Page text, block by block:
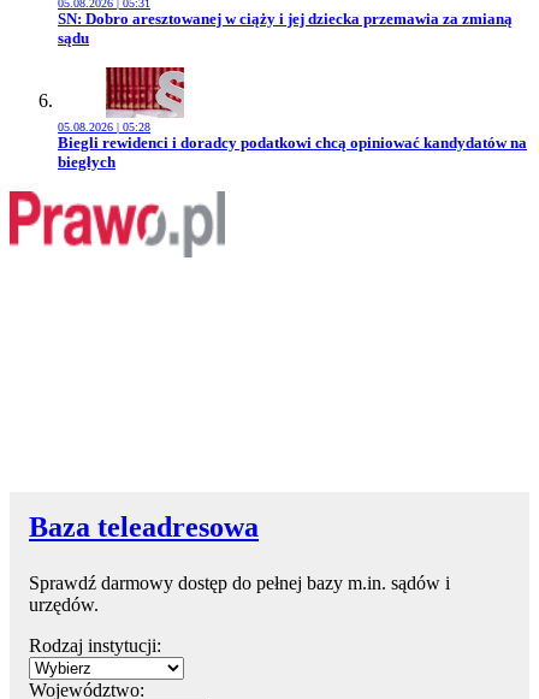
05.08.2026 | 05:31
Przejdź do artykułu:
SN: Dobro aresztowanej w ciąży i jej dziecka przemawia za zmianą
sądu
05.08.2026 | 05:28
Przejdź do artykułu:
Biegli rewidenci i doradcy podatkowi chcą opiniować kandydatów na
biegłych
Baza teleadresowa
Sprawdź darmowy dostęp do pełnej bazy m.in. sądów i
urzędów.
Rodzaj instytucji:
Województwo: